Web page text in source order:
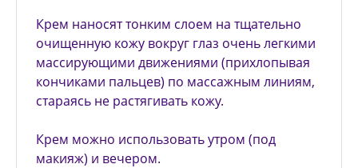
Крем наносят тонким слоем на тщательно
очищенную кожу вокруг глаз очень легкими
массирующими движениями (прихлопывая
кончиками пальцев) по массажным линиям,
стараясь не растягивать кожу.
Крем можно использовать утром (под
макияж) и вечером.